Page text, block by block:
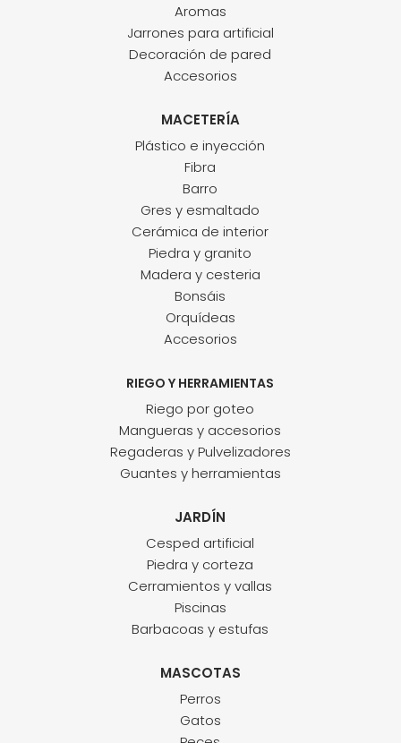
Aromas
Jarrones para artificial
Decoración de pared
Accesorios
MACETERÍA
Plástico e inyección
Fibra
Barro
Gres y esmaltado
Cerámica de interior
Piedra y granito
Madera y cesteria
Bonsáis
Orquídeas
Accesorios
RIEGO Y HERRAMIENTAS
Riego por goteo
Mangueras y accesorios
Regaderas y Pulvelizadores
Guantes y herramientas
JARDÍN
Cesped artificial
Piedra y corteza
Cerramientos y vallas
Piscinas
Barbacoas y estufas
MASCOTAS
Perros
Gatos